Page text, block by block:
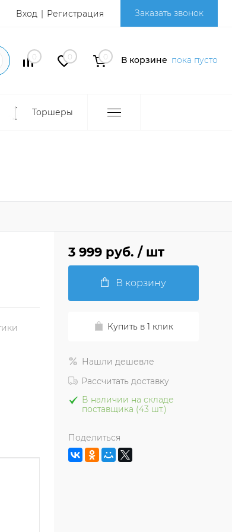
Вход Регистрация Заказать звонок
0 0 0 В корзине пока пусто
Торшеры
3 999 руб. / шт
В корзину
Купить в 1 клик
Нашли дешевле
Рассчитать доставку
В наличии на складе
поставщика (43 шт.)
Поделиться